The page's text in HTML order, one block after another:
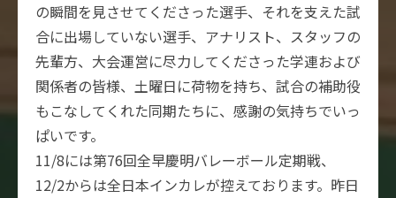
の瞬間を見させてくださった選手、それを支えた試
合に出場していない選手、アナリスト、スタッフの
先輩方、大会運営に尽力してくださった学連および
関係者の皆様、土曜日に荷物を持ち、試合の補助役
もこなしてくれた同期たちに、感謝の気持ちでいっ
ぱいです。
11/8には第76回全早慶明バレーボール定期戦、
12/2からは全日本インカレが控えております。昨日